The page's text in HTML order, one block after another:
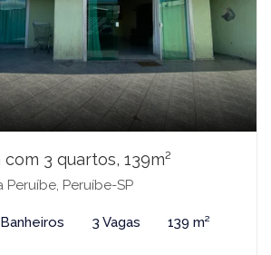
com 3 quartos, 139m²
Peruíbe, Peruíbe-SP
3 Vagas 139 m²